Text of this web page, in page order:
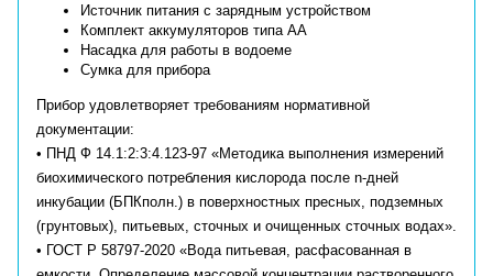
Источник питания с зарядным устройством
Комплект аккумуляторов типа АА
Насадка для работы в водоеме
Сумка для прибора
Прибор удовлетворяет требованиям нормативной
документации:
• ПНД Ф 14.1:2:3:4.123-97 «Методика выполнения измерений
биохимического потребления кислорода после n-дней
инкубации (БПКполн.) в поверхностных пресных, подземных
(грунтовых), питьевых, сточных и очищенных сточных водах».
• ГОСТ Р 58797-2020 «Вода питьевая, расфасованная в